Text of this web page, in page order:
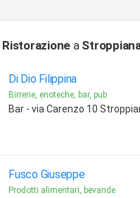
Ristorazione a
Di Dio Filippina
Birrerie, enoteche, bar, pub
Bar - via Carenzo 10
Fusco Giuseppe
Prodotti alimentari, bevande